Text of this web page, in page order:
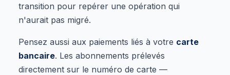
transition pour repérer une opération qui
n'aurait pas migré.
Pensez aussi aux paiements liés à votre carte
bancaire. Les abonnements prélevés
directement sur le numéro de carte —